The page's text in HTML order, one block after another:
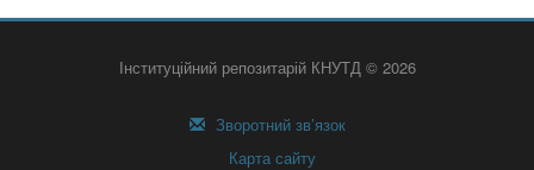
Інституційний репозитарій КНУТД © 2026
Зворотний зв’язок
Карта сайту